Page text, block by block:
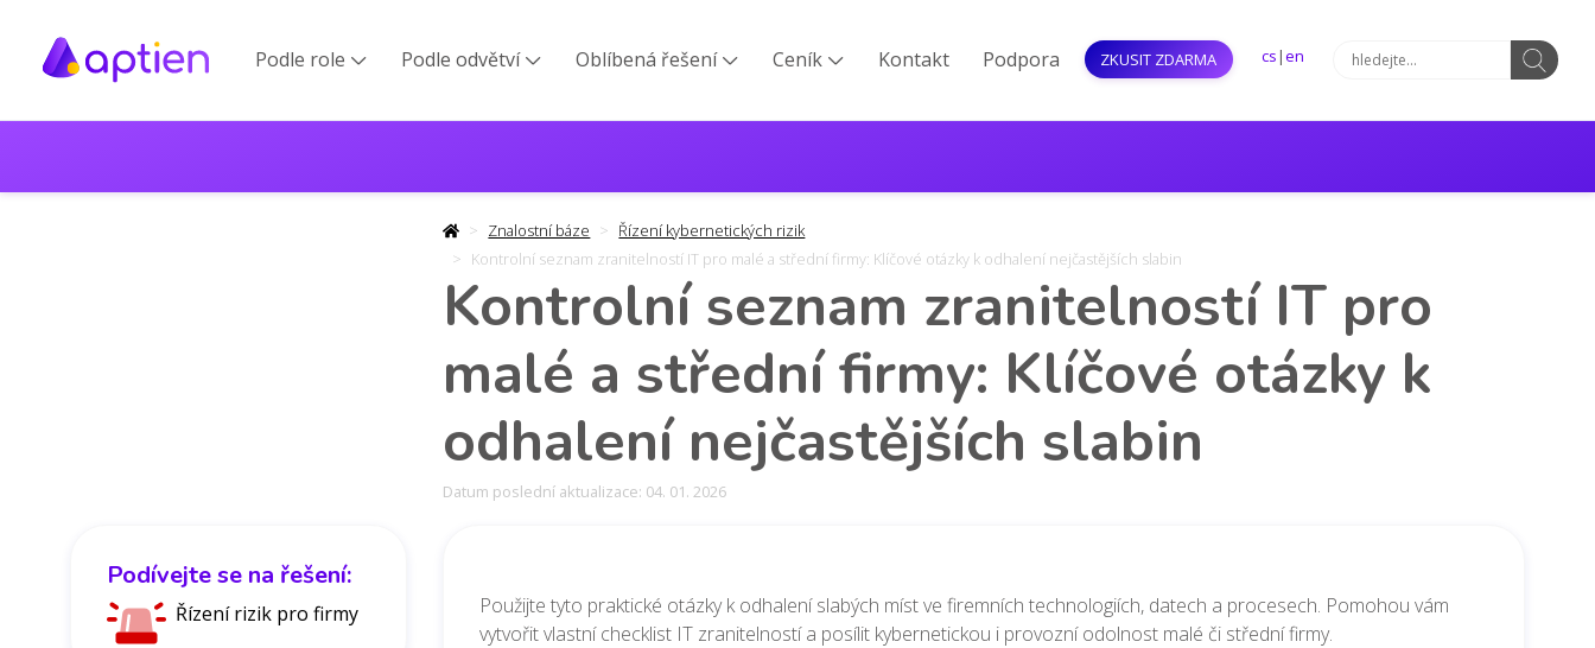
Podle role  Podle odvětví  Oblíbená řešení  Ceník  Kontakt Podpora ZKUSIT ZDARMA cs |en
Znalostní báze
Řízení kybernetických rizik
Kontrolní seznam zranitelností IT pro malé a střední firmy: Klíčové otázky k odhalení nejčastějších slabin
Kontrolní seznam zranitelností IT pro
malé a střední firmy: Klíčové otázky k
odhalení nejčastějších slabin
Datum poslední aktualizace: 04. 01. 2026
Podívejte se na řešení:
Řízení rizik pro firmy
Použijte tyto praktické otázky k odhalení slabých míst ve firemních technologiích, datech a procesech. Pomohou vám
vytvořit vlastní checklist IT zranitelností a posílit kybernetickou i provozní odolnost malé či střední firmy.